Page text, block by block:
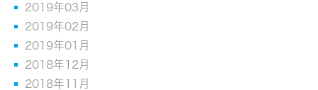
2019年03月
2019年02月
2019年01月
2018年12月
2018年11月